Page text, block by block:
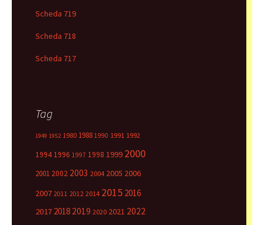
Scheda 719
Scheda 718
Scheda 717
Tag
1949 1952 1980 1988 1990 1991 1992
1994 1996 1997 1998 1999 2000
2001 2002 2003 2004 2005 2006
2007 2011 2012 2014 2015 2016
2017 2018 2019 2020 2021 2022